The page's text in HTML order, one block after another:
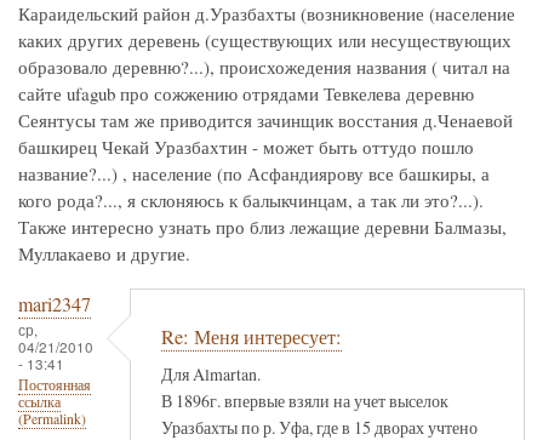
Караидельский район д.Уразбахты (возникновение (население
каких других деревень (существующих или несуществующих
образовало деревню?...), происхожедения названия ( читал на
сайте ufagub про сожжению отрядами Тевкелева деревню
Сеянтусы там же приводится зачинщик восстания д.Ченаевой
башкирец Чекай Уразбахтин - может быть оттудо пошло
название?...) , население (по Асфандиярову все башкиры, а
кого рода?..., я склоняюсь к балыкчинцам, а так ли это?...).
Также интересно узнать про близ лежащие деревни Балмазы,
Муллакаево и другие.
mari2347
ср,
04/21/2010
- 13:41
Постоянная
ссылка
(Permalink)
Re: Меня интересует:
Для Almartan.
В 1896г. впервые взяли на учет выселок
Уразбахты по р. Уфа, где в 15 дворах учтено